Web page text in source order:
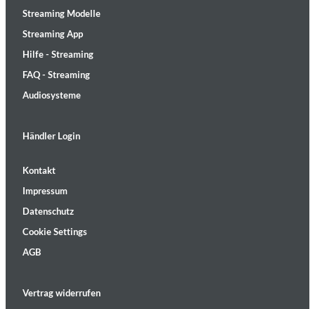
Streaming Modelle
Streaming App
Hilfe - Streaming
FAQ - Streaming
Audiosysteme
Händler Login
Kontakt
Impressum
Datenschutz
Cookie Settings
AGB
Vertrag widerrufen